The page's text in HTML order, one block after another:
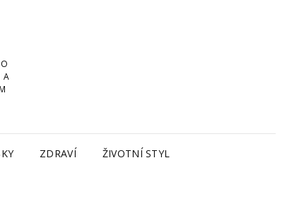
ZDRAVÍ ŽIVOTNÍ STYL